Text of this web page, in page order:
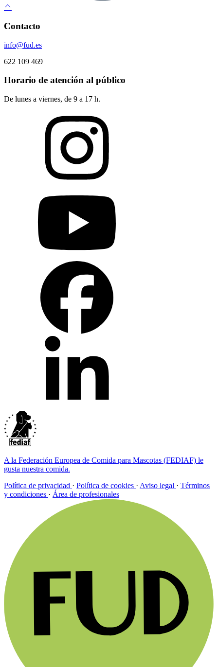
Contacto
info@fud.es
622 109 469
Horario de atención al público
De lunes a viernes, de 9 a 17 h.
A la Federación Europea de Comida para Mascotas (FEDIAF) le
gusta nuestra comida.
Política de privacidad · Política de cookies · Aviso legal · Términos
y condiciones · Área de profesionales